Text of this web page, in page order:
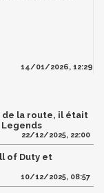
14/01/2026, 12:29
de la route, il était
22/12/2025, 22:00
of Duty et
10/12/2025, 08:57